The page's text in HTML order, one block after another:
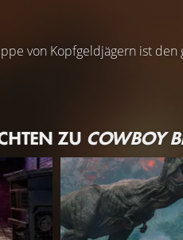
von Kopfgeldjägern ist
ZU COWBOY